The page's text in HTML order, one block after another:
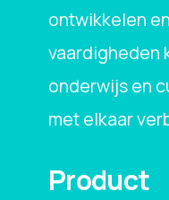
ontwikkelen
vaardigheden
onderwijs en
met elkaar
Product